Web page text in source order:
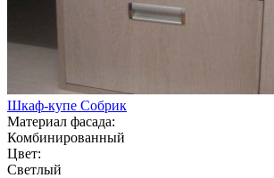
Шкаф-купе Собрик
Материал фасада:
Комбинированный
Цвет:
Светлый